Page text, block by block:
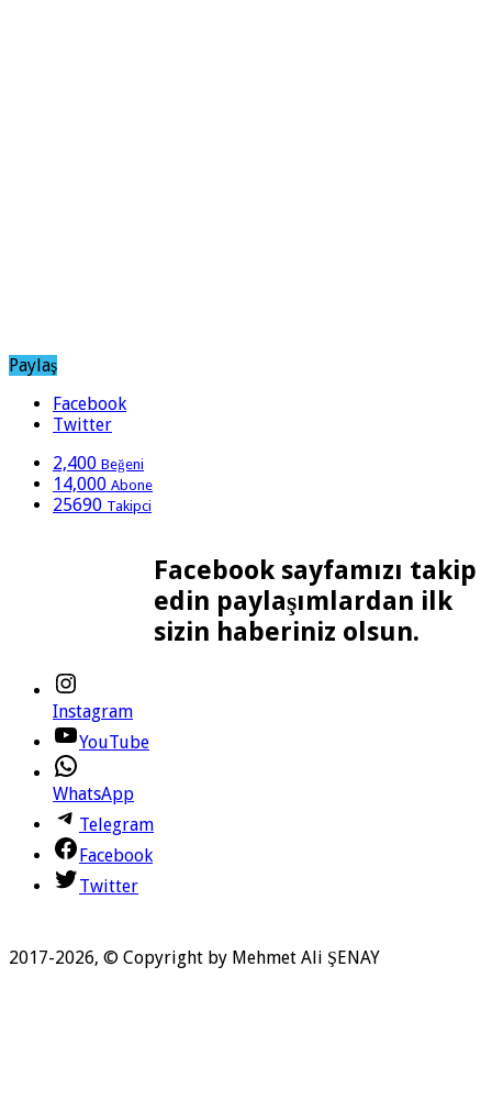
Paylaş
Facebook
Twitter
2,400 Beğeni
14,000 Abone
25690 Takipci
Instagram
YouTube
WhatsApp
Telegram
Facebook
Twitter
Facebook sayfamızı takip
edin paylaşımlardan ilk
sizin haberiniz olsun.
2017-2026, © Copyright by Mehmet Ali ŞENAY